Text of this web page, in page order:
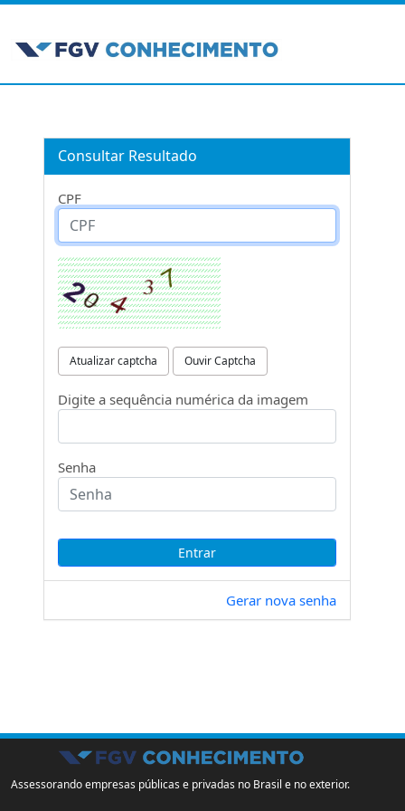
Consultar Resultado
CPF
Atualizar captcha Ouvir Captcha
Digite a sequência numérica da imagem
Senha
Gerar nova senha
Assessorando empresas públicas e privadas no Brasil e no exterior.